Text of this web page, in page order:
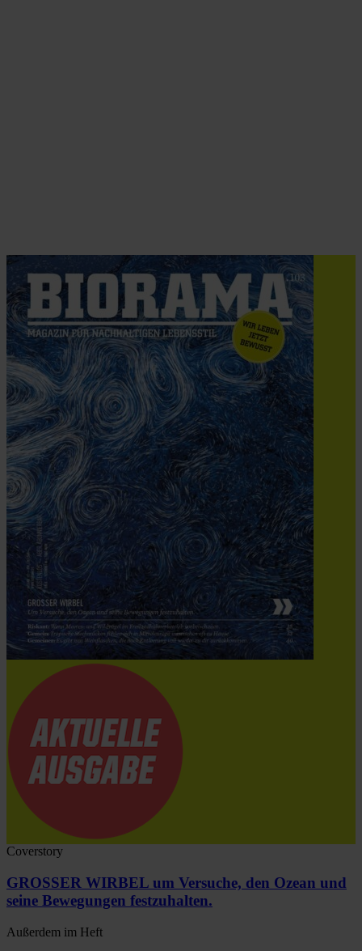
Coverstory
GROSSER WIRBEL um Versuche, den Ozean und
seine Bewegungen festzuhalten.
Außerdem im Heft